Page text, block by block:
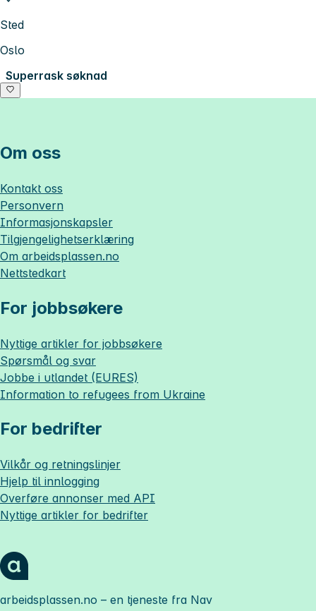
Sted
Oslo
Superrask søknad
Om oss
Kontakt oss
Personvern
Informasjonskapsler
Tilgjengelighetserklæring
Om arbeidsplassen.no
Nettstedkart
For jobbsøkere
Nyttige artikler for jobbsøkere
Spørsmål og svar
Jobbe i utlandet (EURES)
Information to refugees from Ukraine
For bedrifter
Vilkår og retningslinjer
Hjelp til innlogging
Overføre annonser med API
Nyttige artikler for bedrifter
arbeidsplassen.no – en tjeneste fra Nav